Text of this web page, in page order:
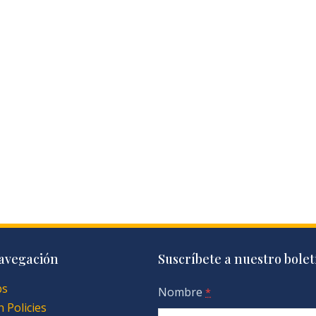
Policies
Suscríbete a nuestro
Nombre *